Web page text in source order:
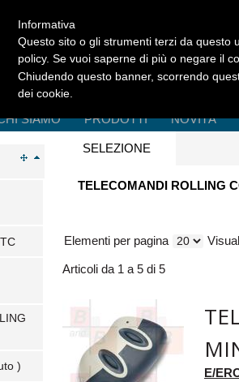
SIAMO PRODOTTI NOVITÀ
)
SELEZIONE
TELECOMANDI ROLLING
Elementi per pagina
Articoli da 1 a 5 di 5
E/
Informativa
Questo sito o gli strumenti terzi da questo
policy. Se vuoi saperne di più o negare il
Chiudendo questo banner, scorrendo
dei cookie.